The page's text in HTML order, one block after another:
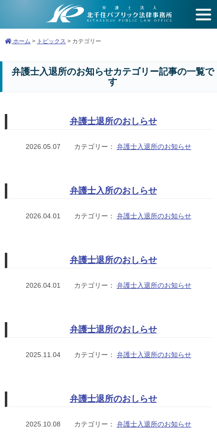
開
く
ホーム > トピックス > カテゴリー
弁護士入退所のお知らせカテゴリー記事の一覧で
す
弁護士退所のおしらせ
2026.05.07 カテゴリー： 弁護士入退所のお知らせ
弁護士入所のおしらせ
2026.04.01 カテゴリー： 弁護士入退所のお知らせ
弁護士退所のおしらせ
2026.04.01 カテゴリー： 弁護士入退所のお知らせ
弁護士退所のおしらせ
2025.11.04 カテゴリー： 弁護士入退所のお知らせ
弁護士退所のおしらせ
2025.10.08 カテゴリー： 弁護士入退所のお知らせ